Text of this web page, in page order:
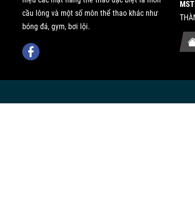
cầu lông và một số môn thể thao khác như
bóng đá, gym, bơi lội.